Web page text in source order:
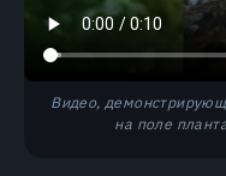
Видео,
на поле